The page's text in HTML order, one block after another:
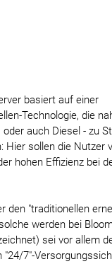
basiert auf einer
Technologie, die
auch Diesel - zu
Hier sollen die Nutzer
hohen Effizienz bei
den "traditionellen
werden bei
sei vor allem
"24/7"-